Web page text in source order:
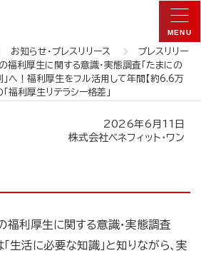
お知らせ・プレスリリース
プレスリリー
福利厚生に関する意識・実態調査「たまにの
」へ！福利厚生をフル活用して年間【約6.6万
福利厚生リテラシー格差」
2026年6月11日
株式会社ベネフィット・ワン
福利厚生に関する意識・実態調査
活に必要な知識」と知りながら、実